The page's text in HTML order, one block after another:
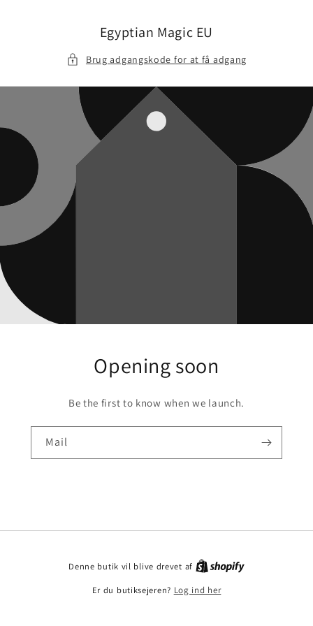
Egyptian Magic EU
Brug adgangskode for at få adgang
Opening soon
Be the first to know when we launch.
Mail
Denne butik vil blive drevet af
Er du butiksejeren? Log ind her